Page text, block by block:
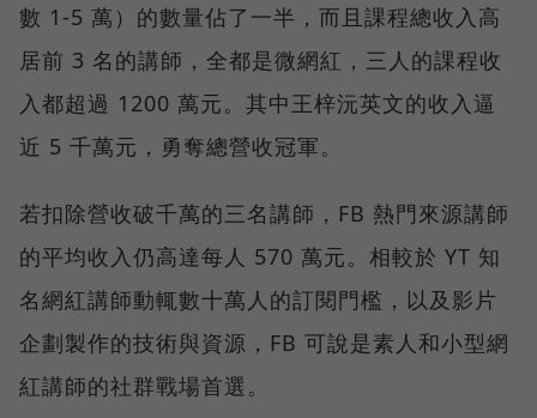
數 1-5 萬）的數量佔了一半，而且課程總收入高
居前 3 名的講師，全都是微網紅，三人的課程收
入都超過 1200 萬元。其中王梓沅英文的收入逼
近 5 千萬元，勇奪總營收冠軍。
若扣除營收破千萬的三名講師，FB 熱門來源講師
的平均收入仍高達每人 570 萬元。相較於 YT 知
名網紅講師動輒數十萬人的訂閱門檻，以及影片
企劃製作的技術與資源，FB 可說是素人和小型網
紅講師的社群戰場首選。